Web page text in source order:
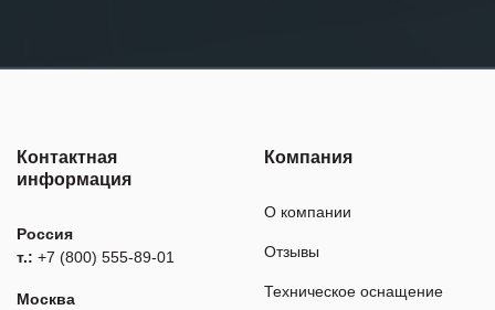
Контактная
информация
Россия
т.: +7 (800) 555-89-01
Москва
Компания
О компании
Отзывы
Техническое оснащение